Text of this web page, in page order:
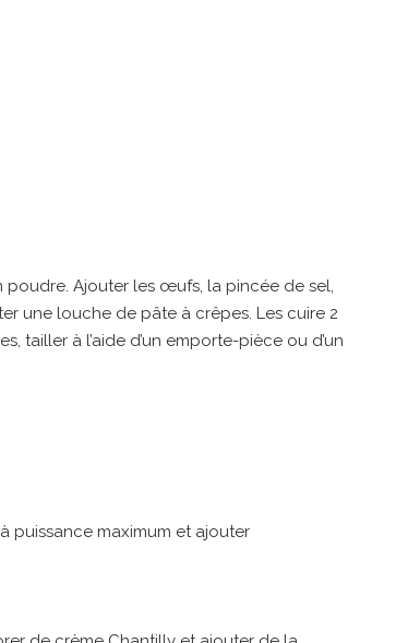
poudre. Ajouter les œufs, la pincée de sel,
une louche de pâte à crêpes. Les cuire 2
tailler à l’aide d’un emporte-pièce ou d’un
puissance maximum et ajouter